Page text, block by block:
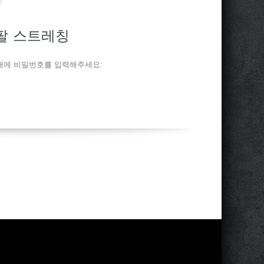
스트레칭
비밀번호를 입력해주세요: